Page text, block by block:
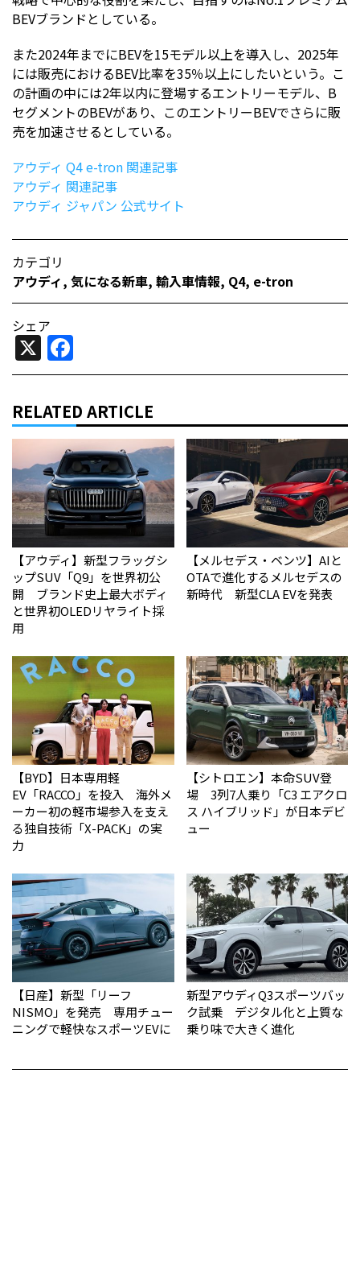
BEVブランドとしている。
また2024年までにBEVを15モデル以上を導入し、2025年
には販売におけるBEV比率を35％以上にしたいという。こ
の計画の中には2年以内に登場するエントリーモデル、B
セグメントのBEVがあり、このエントリーBEVでさらに販
売を加速させるとしている。
アウディ Q4 e-tron 関連記事
アウディ 関連記事
アウディ ジャパン 公式サイト
カテゴリ
アウディ, 気になる新車, 輸入車情報, Q4, e-tron
シェア
X
RELATED ARTICLE
【アウディ】新型フラッグシ
ップSUV「Q9」を世界初公
開 ブランド史上最大ボディ
と世界初OLEDリヤライト採
用
【メルセデス・ベンツ】AIと
OTAで進化するメルセデスの
新時代 新型CLA EVを発表
【BYD】日本専用軽
EV「RACCO」を投入 海外メ
ーカー初の軽市場参入を支え
る独自技術「X-PACK」の実
力
【シトロエン】本命SUV登
場 3列7人乗り「C3 エアクロ
ス ハイブリッド」が日本デビ
ュー
【日産】新型「リーフ
NISMO」を発売 専用チュー
ニングで軽快なスポーツEVに
新型アウディQ3スポーツバッ
ク試乗 デジタル化と上質な
乗り味で大きく進化